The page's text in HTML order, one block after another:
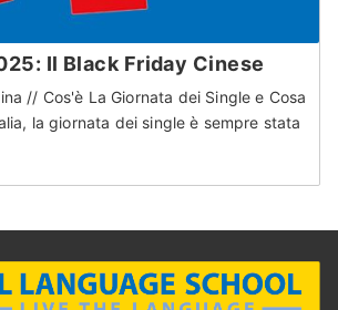
Il Black Friday Cinese
// Cos'è La Giornata dei Single e Cosa
la giornata dei single è sempre stata